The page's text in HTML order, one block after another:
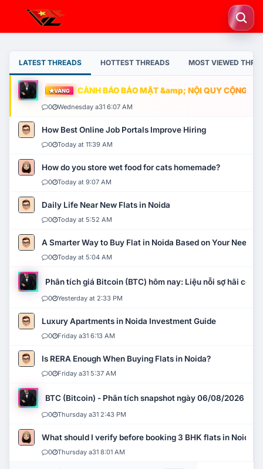
LATEST THREADS HOTTEST THREADS MOST VIEWED
VÀNG CẢNH BÁO BẢO MẬT &amp; NỘI QUY CỘNG
0 Wednesday a31 6:07 AM
How Best Online Job Portals Improve Hiring
0 Today at 11:39 AM
How do you store wet food for cats homemade?
0 Today at 9:07 AM
Daily Life Near New Flats in Noida
0 Today at 5:52 AM
A Smarter Way to Buy Flat in Noida Based on Your Needs
0 Today at 5:04 AM
Phân tích giá Bitcoin (BTC) hôm nay: Liệu nỗi sợ hãi có
0 Yesterday at 2:33 PM
Luxury Apartments in Noida Investment Guide
0 Friday a31 6:13 AM
Is RERA Enough When Buying Flats in Noida?
0 Friday a31 5:37 AM
BTC (Bitcoin) - Phân tích snapshot ngày 06/08/2026
0 Thursday a31 2:43 PM
What should I verify before booking 3 BHK flats in Noida?
0 Thursday a31 8:01 AM